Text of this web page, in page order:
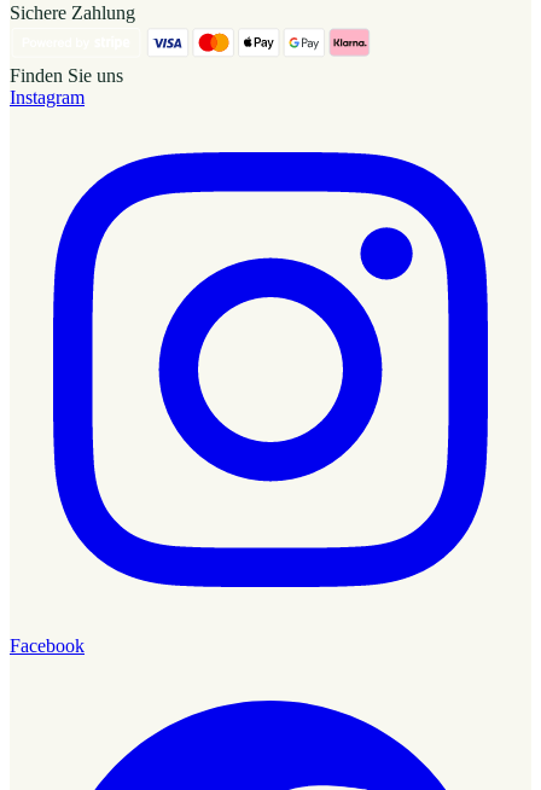
Sichere Zahlung
Finden Sie uns
Instagram
Facebook